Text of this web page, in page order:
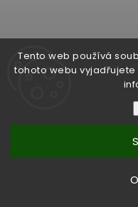
Tento web používá
tohoto webu